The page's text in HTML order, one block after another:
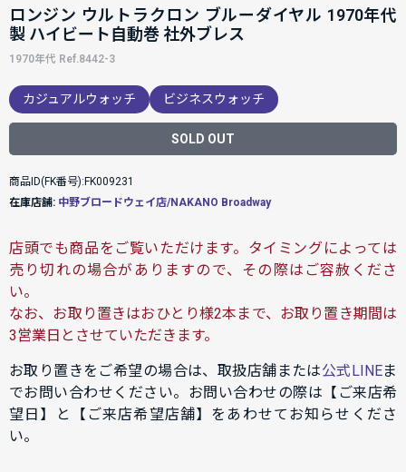
ロンジン ウルトラクロン ブルーダイヤル 1970年代
製 ハイビート自動巻 社外ブレス
1970年代 Ref.8442-3
カジュアルウォッチ ビジネスウォッチ
SOLD OUT
商品ID(FK番号):FK009231
在庫店舗: 中野ブロードウェイ店/NAKANO Broadway
店頭でも商品をご覧いただけます。タイミングによっては
売り切れの場合がありますので、その際はご容赦くださ
い。
なお、お取り置きはおひとり様2本まで、お取り置き期間は
3営業日とさせていただきます。
お取り置きをご希望の場合は、取扱店舗または公式LINEま
でお問い合わせください。お問い合わせの際は【ご来店希
望日】と【ご来店希望店舗】をあわせてお知らせくださ
い。